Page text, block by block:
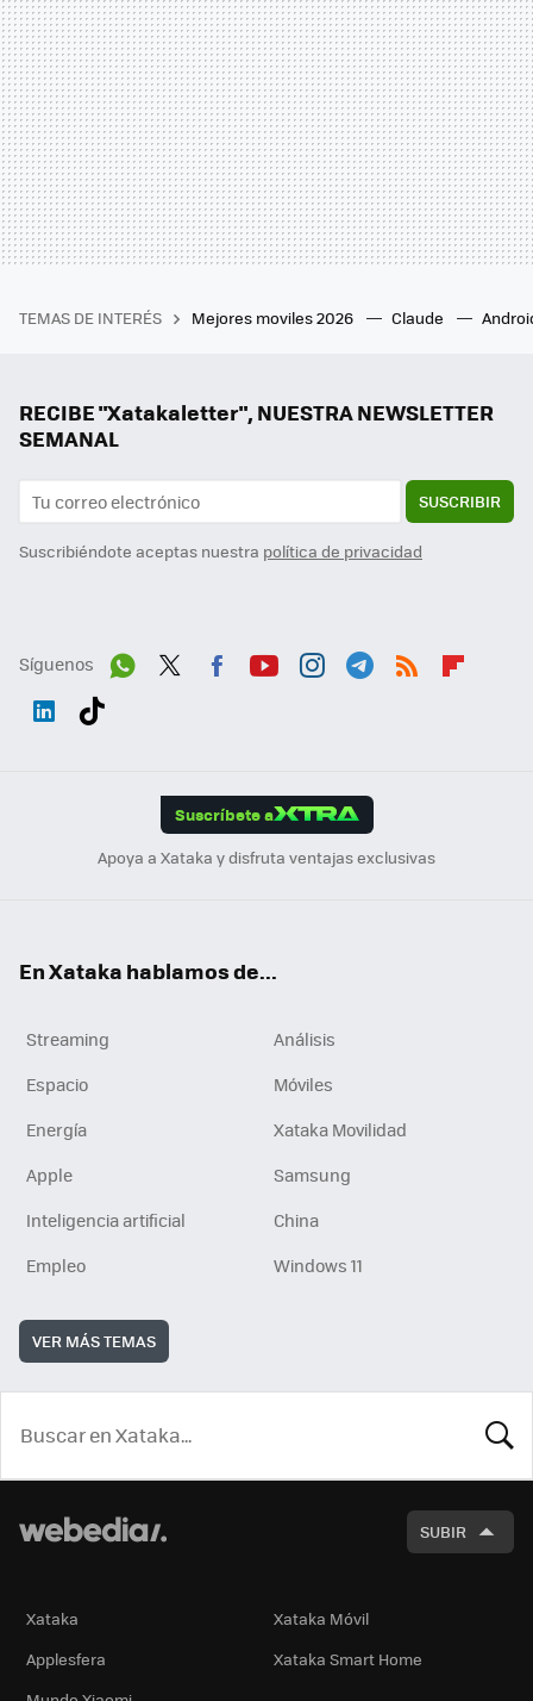
TEMAS DE INTERÉS Mejores moviles 2026 Claude
RECIBE "Xatakaletter", NUESTRA NEWSLETTER
SEMANAL
SUSCRIBIR
Suscribiéndote aceptas nuestra política de privacidad
Síguenos
Suscríbete a
Apoya a Xataka y disfruta ventajas exclusivas
En Xataka hablamos de...
Streaming
Análisis
Espacio
Móviles
Energía
Xataka Movilidad
Apple
Samsung
Inteligencia artificial
China
Empleo
Windows 11
VER MÁS TEMAS
SUBIR
Xataka
Xataka Móvil
Applesfera
Xataka Smart Home